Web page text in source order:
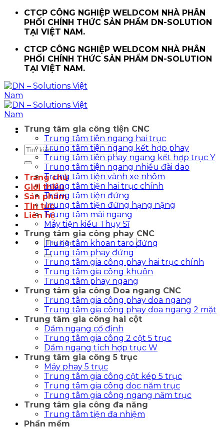
ChuyểnCTCP CÔNG NGHIỆP WELDCOM NHÀ PHÂN
PHỐI CHÍNH THỨC SẢN PHẨM DN-SOLUTION
TẠI VIỆT NAM.
CTCP CÔNG NGHIỆP WELDCOM NHÀ PHÂN
PHỐI CHÍNH THỨC SẢN PHẨM DN-SOLUTION
TẠI VIỆT NAM.
Tìm
kiếm:
Trang chủ
Giới thiệu
Sản phẩm
Tin tức
Liên hệ
Tìm
kiếm:
Trung tâm gia công tiện CNC
Trung tâm tiện ngang hai trục
Trung tâm tiện ngang kết hợp phay
Trung tâm tiện phay ngang kết hợp trục Y
Trung tâm tiện ngang nhiều đài dao
Trung tâm tiện vành xe nhôm
Trung tâm tiện hai trục chính
Trung tâm tiện đứng
Trung tâm tiện đứng hạng nặng
Trung tâm mài ngang
Máy tiện kiểu Thụy Sĩ
Trung tâm gia công phay CNC
Trung tâm khoan taro đứng
Trung tâm phay đứng
Trung tâm gia công phay hai trục chính
Trung tâm gia công khuôn
Trung tâm phay ngang
Trung tâm gia công Doa ngang CNC
Trung tâm gia công phay doa ngang
Trung tâm gia công phay doa ngang 2 mặt
Trung tâm gia công hai cột
Dầm ngang cố định
Trung tâm gia công 2 cột 5 trục
Dầm ngang tích hợp trục W
Trung tâm gia công 5 trục
Máy phay 5 trục
Trung tâm gia công cột kép 5 trục
Trung tâm gia công dọc năm trục
Trung tâm gia công ngang năm trục
Trung tâm gia công đa năng
Trung tâm tiện đa nhiệm
Phần mềm